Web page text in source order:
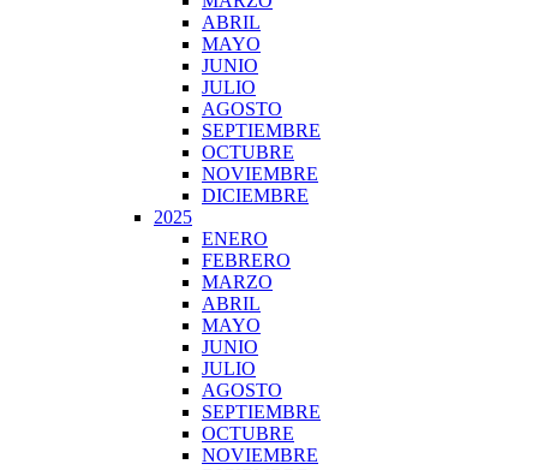
ABRIL
MAYO
JUNIO
JULIO
AGOSTO
SEPTIEMBRE
OCTUBRE
NOVIEMBRE
DICIEMBRE
2025
ENERO
FEBRERO
MARZO
ABRIL
MAYO
JUNIO
JULIO
AGOSTO
SEPTIEMBRE
OCTUBRE
NOVIEMBRE